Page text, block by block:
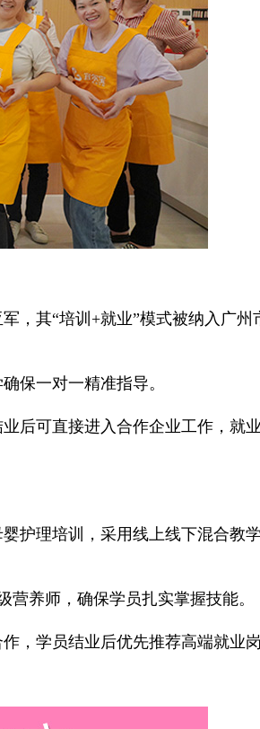
其“培训+就业”模式被纳入广州
保一对一精准指导。
可直接进入合作企业工作，就
理培训，采用线上线下混合教
养师，确保学员扎实掌握技能。
学员结业后优先推荐高端就业